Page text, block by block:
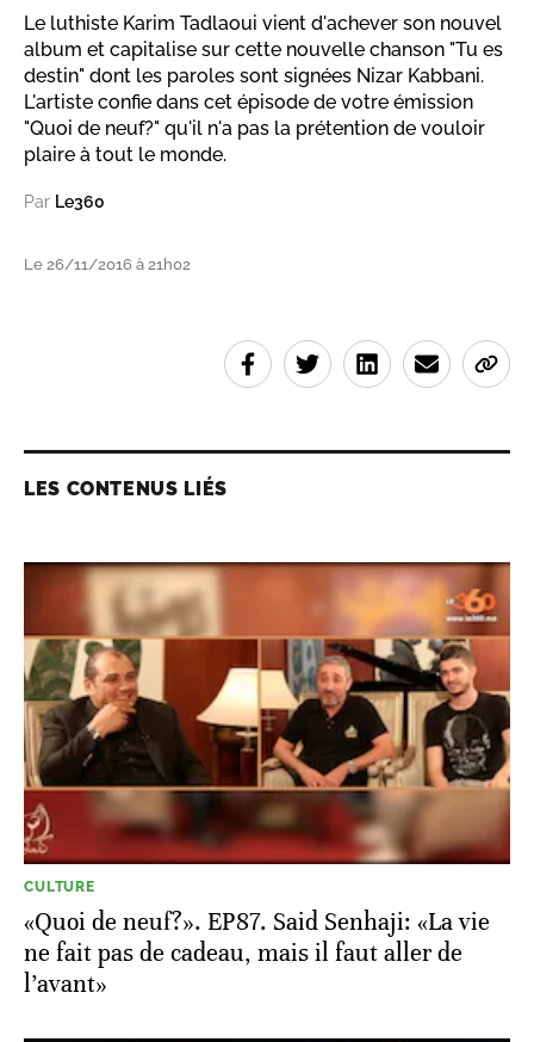
Le luthiste Karim Tadlaoui vient d'achever son nouvel
album et capitalise sur cette nouvelle chanson "Tu es
destin" dont les paroles sont signées Nizar Kabbani.
L'artiste confie dans cet épisode de votre émission
"Quoi de neuf?" qu'il n'a pas la prétention de vouloir
plaire à tout le monde.
Par Le360
Le 26/11/2016 à 21h02
LES CONTENUS LIÉS
CULTURE
«Quoi de neuf?». EP87. Said Senhaji: «La vie
ne fait pas de cadeau, mais il faut aller de
l’avant»